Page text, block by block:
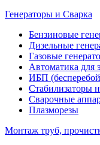
Генераторы и Сварка
Бензиновые
Дизельные
Газовые
Автоматика для
ИБП
Стабилизаторы
Сварочные
Плазморезы
Монтаж труб,